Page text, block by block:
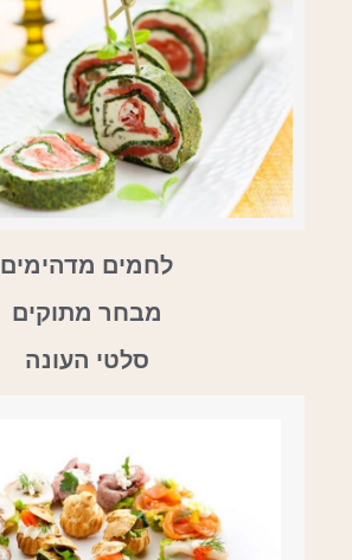
לחמים מדהימים
מבחר מתוקים
סלטי העונה